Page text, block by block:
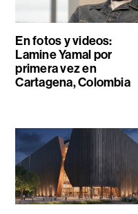
En fotos y videos:
Lamine Yamal por
primera vez en
Cartagena, Colombia